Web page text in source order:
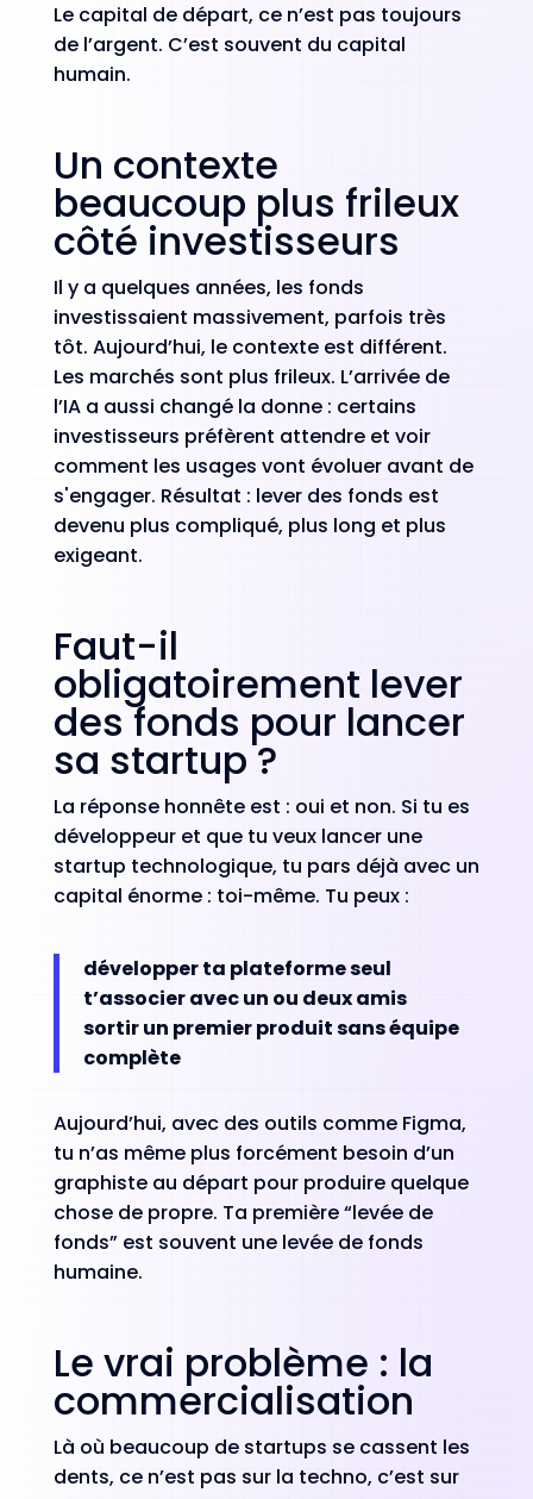
Le capital de départ, ce n’est pas toujours
de l’argent. C’est souvent du capital
humain.
Un contexte
beaucoup plus frileux
côté investisseurs
Il y a quelques années, les fonds
investissaient massivement, parfois très
tôt. Aujourd’hui, le contexte est différent.
Les marchés sont plus frileux. L’arrivée de
l’IA a aussi changé la donne : certains
investisseurs préfèrent attendre et voir
comment les usages vont évoluer avant de
s'engager. Résultat : lever des fonds est
devenu plus compliqué, plus long et plus
exigeant.
Faut-il
obligatoirement lever
des fonds pour lancer
sa startup ?
La réponse honnête est : oui et non. Si tu es
développeur et que tu veux lancer une
startup technologique, tu pars déjà avec un
capital énorme : toi-même. Tu peux :
développer ta plateforme seul
t’associer avec un ou deux amis
sortir un premier produit sans équipe
complète
Aujourd’hui, avec des outils comme Figma,
tu n’as même plus forcément besoin d’un
graphiste au départ pour produire quelque
chose de propre. Ta première “levée de
fonds” est souvent une levée de fonds
humaine.
Le vrai problème : la
commercialisation
Là où beaucoup de startups se cassent les
dents, ce n’est pas sur la techno, c’est sur